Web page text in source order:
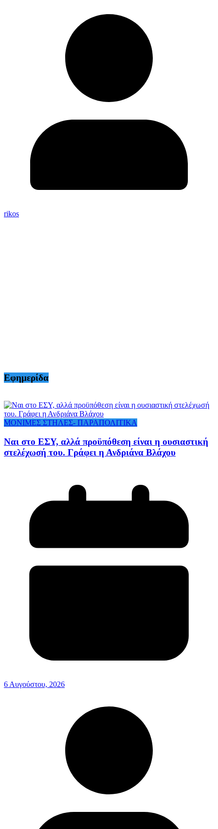
rikos
Εφημερίδα
ΜΟΝΙΜΕΣ ΣΤΗΛΕΣ- ΠΑΡΑΠΟΛΙΤΙΚΑ
Ναι στο ΕΣΥ, αλλά προϋπόθεση είναι η ουσιαστική
στελέχωσή του. Γράφει η Ανδριάνα Βλάχου
6 Αυγούστου, 2026